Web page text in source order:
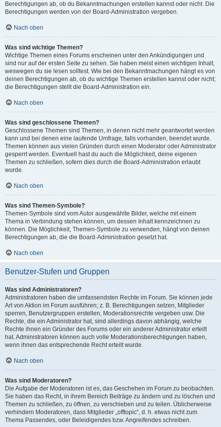
Berechtigungen ab, ob du Bekanntmachungen erstellen kannst oder nicht. Die
Berechtigungen werden von der Board-Administration vergeben.
Nach oben
Was sind wichtige Themen?
Wichtige Themen eines Forums erscheinen unter den Ankündigungen und
sind nur auf der ersten Seite zu sehen. Sie haben meist einen wichtigen Inhalt,
weswegen du sie lesen solltest. Wie bei den Bekanntmachungen hängt es von
deinen Berechtigungen ab, ob du wichtige Themen erstellen kannst oder nicht;
die Berechtigungen stellt die Board-Administration ein.
Nach oben
Was sind geschlossene Themen?
Geschlossene Themen sind Themen, in denen nicht mehr geantwortet werden
kann und bei denen eine laufende Umfrage, falls vorhanden, beendet wurde.
Themen können aus vielen Gründen durch einen Moderator oder Administrator
gesperrt werden. Eventuell hast du auch die Möglichkeit, deine eigenen
Themen zu schließen, sofern dies durch die Board-Administration erlaubt
wurde.
Nach oben
Was sind Themen-Symbole?
Themen-Symbole sind vom Autor ausgewählte Bilder, welche mit einem
Thema in Verbindung stehen können, um dessen Inhalt kennzeichnen zu
können. Die Möglichkeit, Themen-Symbole zu verwenden, hängt von deinen
Berechtigungen ab, die die Board-Administration gesetzt hat.
Nach oben
Benutzer-Stufen und Gruppen
Was sind Administratoren?
Administratoren haben die umfassendsten Rechte im Forum. Sie können jede
Art von Aktion im Forum ausführen; z. B. Berechtigungen setzen, Mitglieder
sperren, Benutzergruppen erstellen, Moderationsrechte vergeben usw. Die
Rechte, die ein Administrator hat, sind allerdings davon abhängig, welche
Rechte ihnen ein Gründer des Forums oder ein anderer Administrator erteilt
hat. Administratoren können auch volle Moderationsberechtigungen haben,
wenn ihnen das entsprechende Recht erteilt wurde.
Nach oben
Was sind Moderatoren?
Die Aufgabe der Moderatoren ist es, das Geschehen im Forum zu beobachten.
Sie haben das Recht, in ihrem Bereich Beiträge zu ändern und zu löschen und
Themen zu schließen, zu öffnen, zu verschieben und zu teilen. Üblicherweise
verhindern Moderatoren, dass Mitglieder „offtopic“, d. h. etwas nicht zum
Thema Passendes, oder Beleidigendes bzw. Angreifendes schreiben.